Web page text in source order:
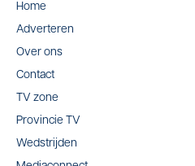
Home
Adverteren
Over ons
Contact
TV zone
Provincie TV
Wedstrijden